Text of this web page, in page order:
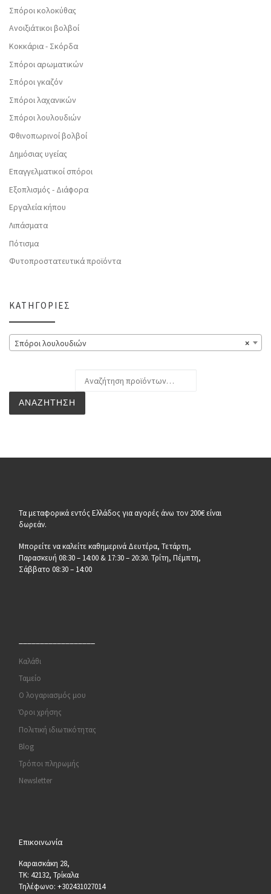
Σπόροι κολοκύθας
Ανοιξιάτικοι βολβοί
Κοκκάρια - Σκόρδα
Σπόροι αρωματικών
Σπόροι γκαζόν
Σπόροι λαχανικών
Σπόροι λουλουδιών
Φθινοπωρινοί βολβοί
Δημόσιας υγείας
Επαγγελματικοί σπόροι
Εξοπλισμός - Διάφορα
Εργαλεία κήπου
Λιπάσματα
Πότισμα
Φυτοπροστατευτικά προϊόντα
ΚΑΤΗΓΟΡΊΕΣ
×
Σπόροι λουλουδιών
ΑΝΑΖΉΤΗΣΗ
Τα μεταφορικά εντός Ελλάδος για αγορές άνω τον 200€ είναι
δωρεάν.
Μπορείτε να καλείτε καθημερινά Δευτέρα, Τετάρτη,
Παρασκευή 08:30 – 14:00 & 17:30 – 20:30. Τρίτη, Πέμπτη,
Σάββατο 08:30 – 14:00
Καλάθι
Ταμείο
Ο λογαριασμός μου
Όροι χρήσης
Πολιτική ιδιωτικότητας
Blog
Τρόποι πληρωμής
Newsletter
Επικοινωνία
Καραισκάκη 28,
ΤΚ: 42132, Τρίκαλα
Τηλέφωνο: +302431027014